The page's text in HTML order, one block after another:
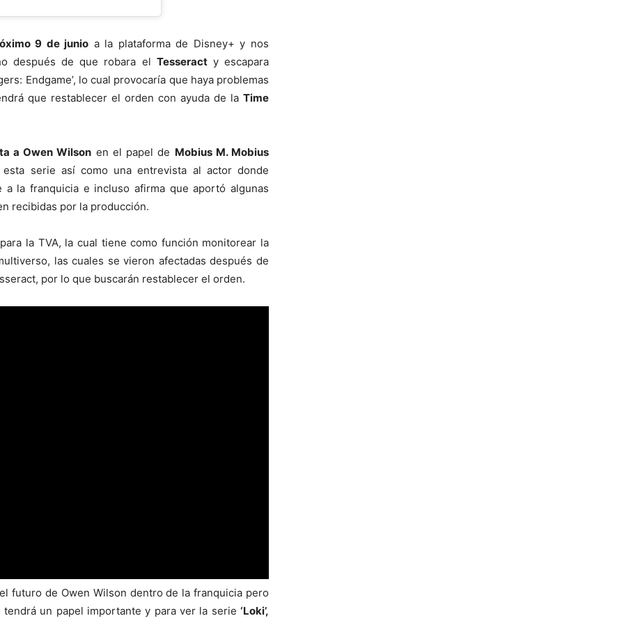
9 de junio a la plataforma de Disney+ y nos
después de que robara el Tesseracty escapara
Endgame’, lo cual provocaría que haya problemas
que restablecer el orden con ayuda de la Time
a Owen Wilson en el papel de Mobius M. Mobius
serie así como una entrevista al actor donde
la franquicia e incluso afirma que aportó algunas
recibidas por la producción.
la TVA, la cual tiene como función monitorear la
las cuales se vieron afectadas después de
por lo que buscarán restablecer el orden.
futuro de Owen Wilson dentro de la franquicia pero
un papel importante y para ver la serie ‘Loki’,